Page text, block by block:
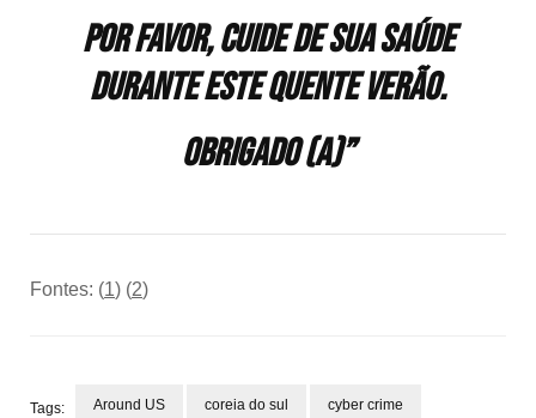
Por favor, cuide de sua saúde
durante este quente verão.
Obrigado (a)”
Fontes: (1) (2)
Tags: Around US coreia do sul cyber crime